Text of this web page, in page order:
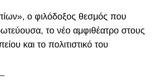
ο φιλόδοξος θεσμός που
το νέο αμφιθέατρο στους
και το πολιτιστικό του